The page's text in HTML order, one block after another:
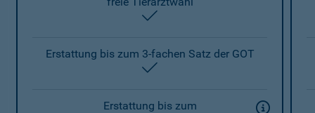
Erstattung bis zum 3-fachen Satz der GOT
Erstattung bis zum